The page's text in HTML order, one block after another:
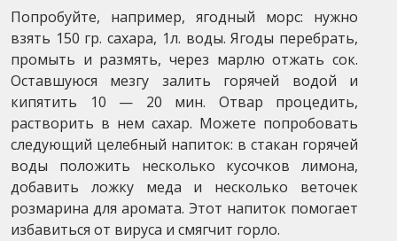
Попробуйте, например, ягодный морс: нужно
взять 150 гр. сахара, 1л. воды. Ягоды перебрать,
промыть и размять, через марлю отжать сок.
Оставшуюся мезгу залить горячей водой и
кипятить 10 — 20 мин. Отвар процедить,
растворить в нем сахар. Можете попробовать
следующий целебный напиток: в стакан горячей
воды положить несколько кусочков лимона,
добавить ложку меда и несколько веточек
розмарина для аромата. Этот напиток помогает
избавиться от вируса и смягчит горло.